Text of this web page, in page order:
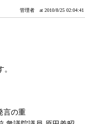
管理者 at 2010/8/25 02:04:41
言の重